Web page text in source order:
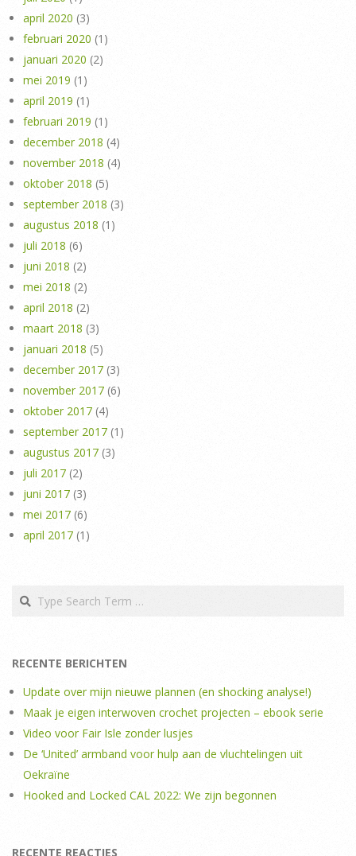
april 2020 (3)
februari 2020 (1)
januari 2020 (2)
mei 2019 (1)
april 2019 (1)
februari 2019 (1)
december 2018 (4)
november 2018 (4)
oktober 2018 (5)
september 2018 (3)
augustus 2018 (1)
juli 2018 (6)
juni 2018 (2)
mei 2018 (2)
april 2018 (2)
maart 2018 (3)
januari 2018 (5)
december 2017 (3)
november 2017 (6)
oktober 2017 (4)
september 2017 (1)
augustus 2017 (3)
juli 2017 (2)
juni 2017 (3)
mei 2017 (6)
april 2017 (1)
Search
RECENTE BERICHTEN
Update over mijn nieuwe plannen (en shocking analyse!)
Maak je eigen interwoven crochet projecten – ebook serie
Video voor Fair Isle zonder lusjes
De ‘United’ armband voor hulp aan de vluchtelingen uit
Oekraïne
Hooked and Locked CAL 2022: We zijn begonnen
RECENTE REACTIES